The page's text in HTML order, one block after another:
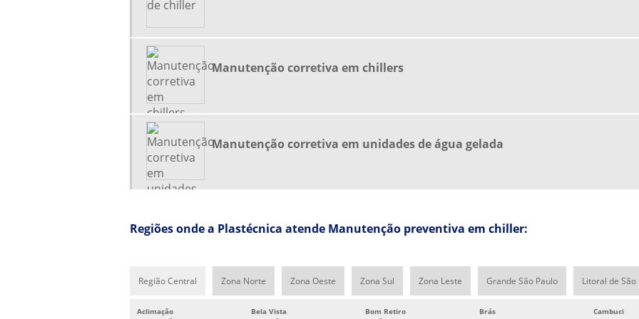
Manutenção corretiva em chillers
Manutenção corretiva em unidades de água gelada
Regiões onde a Plastécnica atende Manutenção preventiva em chiller:
Região Central Zona Norte Zona Oeste Zona Sul Zona Leste Grande São Paulo Litoral de São
Aclimação Bela Vista Bom Retiro Brás Cambuci